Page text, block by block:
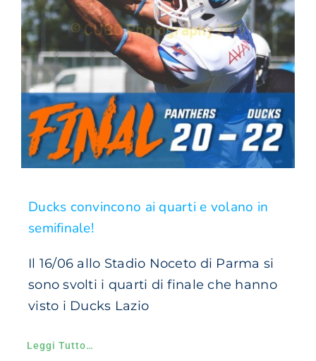
Ducks convincono ai quarti e volano in
semifinale!
Il 16/06 allo Stadio Noceto di Parma si
sono svolti i quarti di finale che hanno
visto i Ducks Lazio
Leggi Tutto…